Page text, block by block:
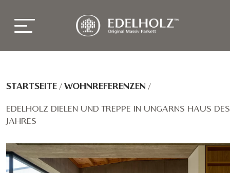
STARTSEITE / WOHNREFERENZEN /
EDELHOLZ DIELEN UND TREPPE IN UNGARNS HAUS DES
JAHRES